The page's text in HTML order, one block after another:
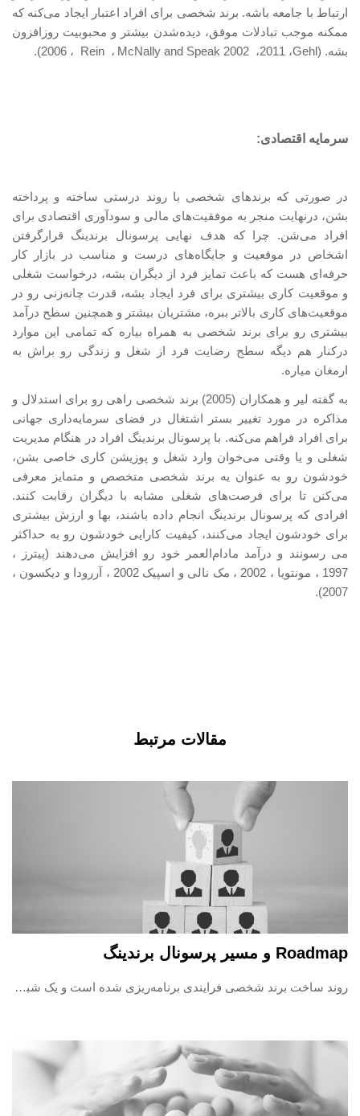
ارتباط با جامعه باشه. برند شخصی برای افراد اعتبار ایجاد می‌کنه که
ممکنه موجب تبادلات موفق، دیده‌شدن بیشتر و محبوبیت روزافزون
بشه. (Gehl، 2011، McNally and Speak 2002 ، Rein ، 2006).
سرمایه اقتصادی:
در صورتی که برندهای شخصی با روند درستی ساخته و پرداخته
بشن، درنهایت منجر به موفقیتهای مالی و سودآوری اقتصادی برای
افراد می‌شن. چرا که هدف نهایی پرسونال برندینگ قرارگرفتن
اشخاص در موقعیت‌ و جایگاه‌های درست و مناسب در بازار کار
حرفه‌ای هست که باعث تمایز فرد از دیگران بشه، درخواست شغلی
و موقعیت کاری بیشتری برای فرد ایجاد بشه، قدرت چانه‌زنی رو در
موقعیت‌های کاری بالاتر ببره، مشتریان بیشتر و همچنین سطح درآمد
بیشتری رو برای برند شخصی به همراه بیاره که تمامی این موارد
درکنار هم دیگه سطح رضایت فرد از شغل و زندگی رو براش به
ارمغان میاره.
به گفته لیر و همکاران (2005) برند شخصی راهی رو برای استدلال و
مذاکره در مورد تغییر بستر اشتغال در فضای سرمایه‌داری جهانی
برای افراد فراهم می‌کنه. با پرسونال برندینگ افراد در هنگام مدیریت
شغلی و یا وقتی می‌خوان وارد شغل و پوزیشن کاری خاصی بشن،
خودشون رو به عنوان یه برند شخصی متخصص و متمایز معرفی
می‌کنن تا برای فرصت‌های شغلی مشابه با دیگران رقابت كنند.
افرادی که پرسونال برندینگ انجام داده باشند، بها و ارزش بیشتری
برای خودشون ایجاد می‌کنند، کیفیت کارایی خودشون رو به حداکثر
می رسونند و درآمد مادام‌العمر خود رو افزایش می‌دهند (پیترز ،
1997 ، مونتویا ، 2002 ، مک نالی و اسپیک 2002 ، آررودا و دیکسون ،
2007).
مقالات مرتبط
Roadmap و مسیر پرسونال برندینگ
روند ساخت برند شخصی فرایندی برنامه‌ریزی شده است و یک شبه ایجاد نمیشه؛ طی این روند افراد تلاش می‌کنن جنبه‌های بیشتری از خودشون رو کشف کنن